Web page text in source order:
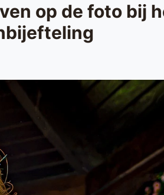
op de foto bij